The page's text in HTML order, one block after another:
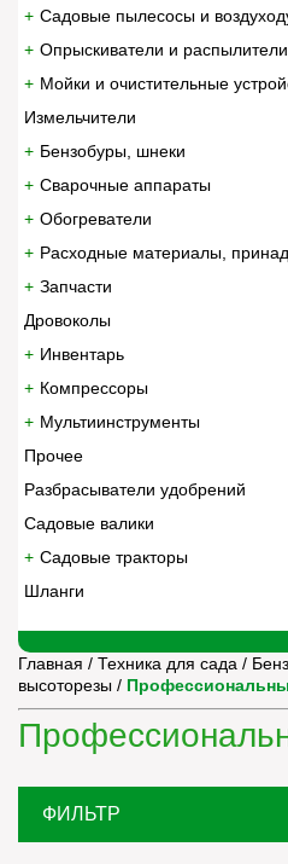
Садовые пылесосы и
Опрыскиватели и распылители
Мойки и очистительные
Измельчители
Бензобуры, шнеки
Сварочные аппараты
Обогреватели
Расходные материалы,
Запчасти
Дровоколы
Инвентарь
Компрессоры
Мультиинструменты
Прочее
Разбрасыватели удобрений
Садовые валики
Садовые тракторы
Шланги
Главная / Техника для сада /
высоторезы /
ФИЛЬТР